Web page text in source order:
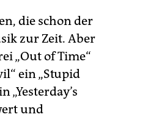
die schon der
zur Zeit. Aber
„Out of Time“
ein „Stupid
„Yesterday’s
und